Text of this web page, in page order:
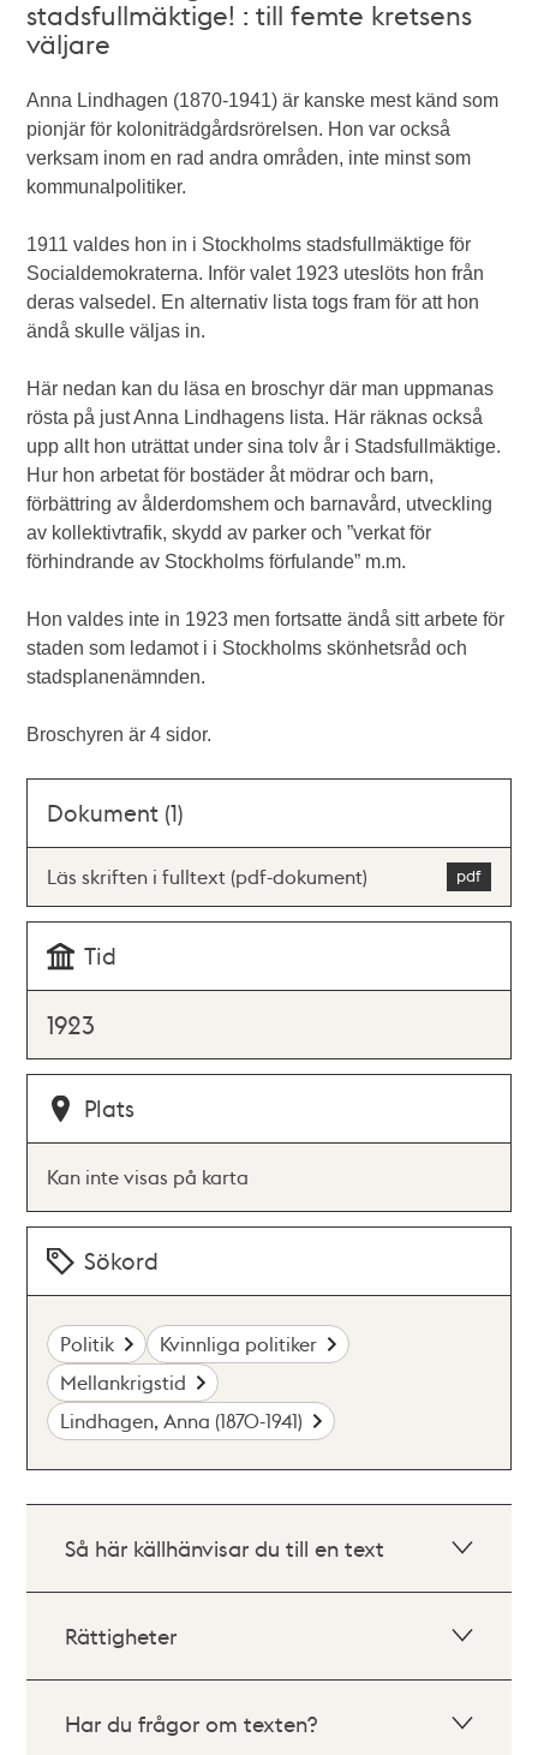
stadsfullmäktige! : till femte kretsens
väljare
Anna Lindhagen (1870-1941) är kanske mest känd som
pionjär för koloniträdgårdsrörelsen. Hon var också
verksam inom en rad andra områden, inte minst som
kommunalpolitiker.
1911 valdes hon in i Stockholms stadsfullmäktige för
Socialdemokraterna. Inför valet 1923 uteslöts hon från
deras valsedel. En alternativ lista togs fram för att hon
ändå skulle väljas in.
Här nedan kan du läsa en broschyr där man uppmanas
rösta på just Anna Lindhagens lista. Här räknas också
upp allt hon uträttat under sina tolv år i Stadsfullmäktige.
Hur hon arbetat för bostäder åt mödrar och barn,
förbättring av ålderdomshem och barnavård, utveckling
av kollektivtrafik, skydd av parker och ”verkat för
förhindrande av Stockholms förfulande” m.m.
Hon valdes inte in 1923 men fortsatte ändå sitt arbete för
staden som ledamot i i Stockholms skönhetsråd och
stadsplanenämnden.
Broschyren är 4 sidor.
Dokument (1)
Läs skriften i fulltext (pdf-dokument)
Tid
1923
Plats
Kan inte visas på karta
Sökord
Politik
Kvinnliga politiker
Mellankrigstid
Lindhagen, Anna (1870-1941)
Så här källhänvisar du till en text
Rättigheter
Har du frågor om texten?